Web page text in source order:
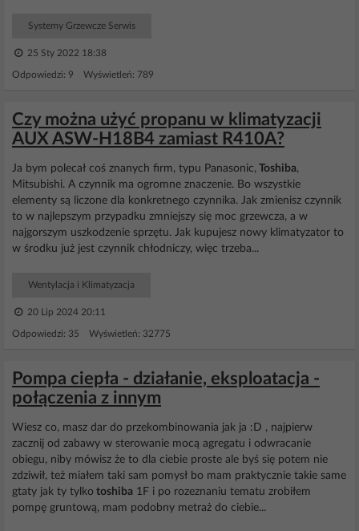
Systemy Grzewcze Serwis
25 Sty 2022 18:38
Odpowiedzi: 9 Wyświetleń: 789
Czy można użyć propanu w klimatyzacji
AUX ASW-H18B4 zamiast R410A?
Ja bym polecał coś znanych firm, typu Panasonic, Toshiba,
Mitsubishi. A czynnik ma ogromne znaczenie. Bo wszystkie
elementy są liczone dla konkretnego czynnika. Jak zmienisz czynnik
to w najlepszym przypadku zmniejszy się moc grzewcza, a w
najgorszym uszkodzenie sprzętu. Jak kupujesz nowy klimatyzator to
w środku już jest czynnik chłodniczy, więc trzeba...
Wentylacja i Klimatyzacja
20 Lip 2024 20:11
Odpowiedzi: 35 Wyświetleń: 32775
Pompa ciepła - działanie, eksploatacja -
połączenia z innym
Wiesz co, masz dar do przekombinowania jak ja :D , najpierw
zacznij od zabawy w sterowanie mocą agregatu i odwracanie
obiegu, niby mówisz że to dla ciebie proste ale byś się potem nie
zdziwił, też miałem taki sam pomysł bo mam praktycznie takie same
gtaty jak ty tylko toshiba 1F i po rozeznaniu tematu zrobiłem
pompę gruntową, mam podobny metraż do ciebie...